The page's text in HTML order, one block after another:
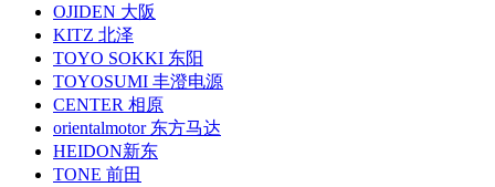
OJIDEN 大阪
KITZ 北泽
TOYO SOKKI 东阳
TOYOSUMI 丰澄电源
CENTER 相原
orientalmotor 东方马达
HEIDON新东
TONE 前田